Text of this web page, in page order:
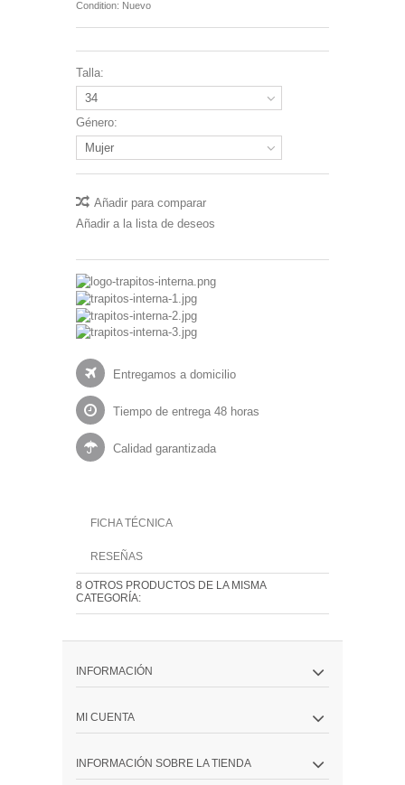
Condition: Nuevo
Talla:
34
Género:
Mujer
Añadir para comparar
Añadir a la lista de deseos
Entregamos a domicilio
Tiempo de entrega 48 horas
Calidad garantizada
FICHA TÉCNICA
RESEÑAS
8 OTROS PRODUCTOS DE LA MISMA
CATEGORÍA:
INFORMACIÓN
MI CUENTA
INFORMACIÓN SOBRE LA TIENDA